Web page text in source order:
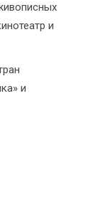
и
и